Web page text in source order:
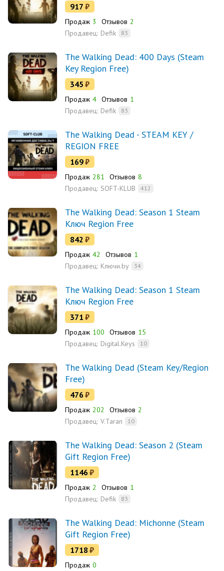
917 ₽
Продаж 3 Отзывов 2
Продавец: Defik 83
The Walking Dead: 400 Days (Steam
Key Region Free)
345 ₽
Продаж 4 Отзывов 1
Продавец: Defik 83
The Walking Dead - STEAM KEY /
REGION FREE
169₽
Продаж 281 Отзывов 8
Продавец: SOFT-KLUB 412
The Walking Dead: Season 1 Steam
Ключ Region Free
842 ₽
Продаж 42 Отзывов 1
Продавец: Ключи.by 34
The Walking Dead: Season 1 Steam
Ключ Region Free
371 ₽
Продаж 100 Отзывов 15
Продавец: Digital.Keys 10
The Walking Dead (Steam Key/Region
Free)
476₽
Продаж 202 Отзывов 2
Продавец: V.Taran 10
The Walking Dead: Season 2 (Steam
Gift Region Free)
1146₽
Продаж 2 Отзывов 1
Продавец: Defik 83
The Walking Dead: Michonne (Steam
Gift Region Free)
1718 ₽
Продаж 0